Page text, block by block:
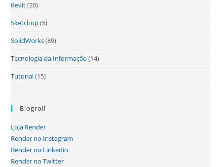
Revit(20)
Sketchup(5)
SolidWorks(89)
Tecnologia da Informação (14)
Tutorial(15)
Blogroll
Loja Render
Render no Instagram
Render no Linkedin
Render no Twitter